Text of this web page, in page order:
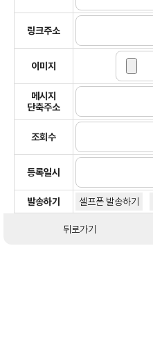
링크주소
이미지
메시지
단축주소
조회수
등록일시
발송하기 셀프폰 발송하기
뒤로가기